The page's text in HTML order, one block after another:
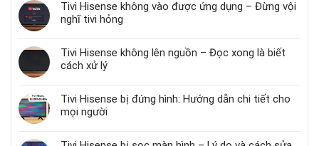
Tivi Hisense không vào được ứng dụng – Đừng vội
nghĩ tivi hỏng
Tivi Hisense không lên nguồn – Đọc xong là biết
cách xử lý
Tivi Hisense bị đứng hình: Hướng dẫn chi tiết cho
mọi người